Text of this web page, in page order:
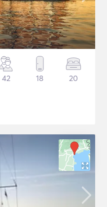
42 18 20